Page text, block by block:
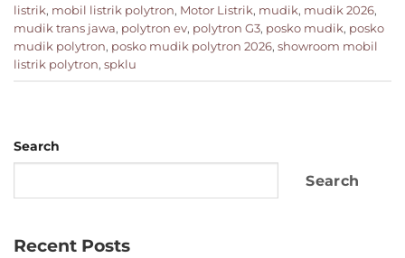
listrik, mobil listrik polytron, Motor Listrik, mudik, mudik 2026,
mudik trans jawa, polytron ev, polytron G3, posko mudik, posko
mudik polytron, posko mudik polytron 2026, showroom mobil
listrik polytron, spklu
Search
Search
Recent Posts